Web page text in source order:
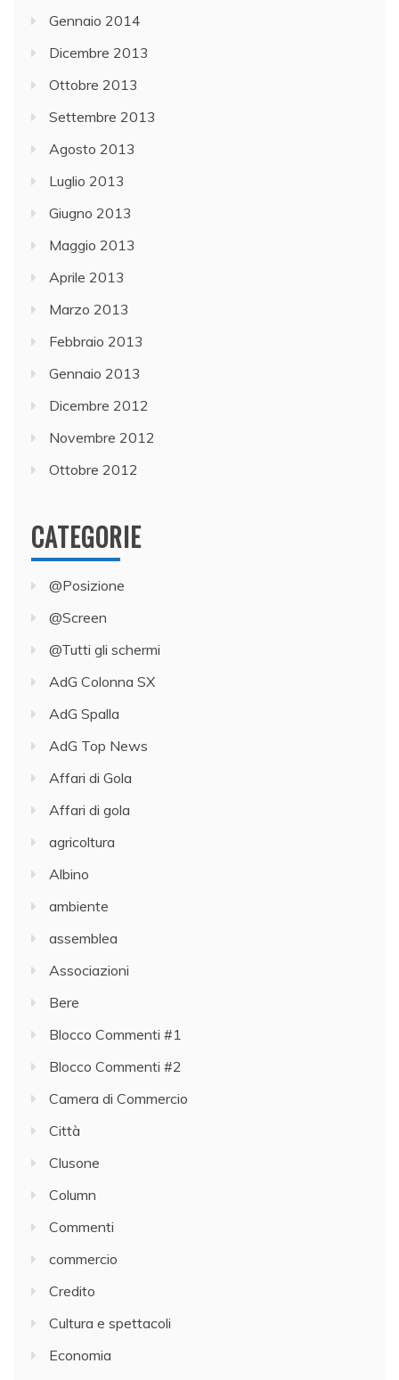
Gennaio 2014
Dicembre 2013
Ottobre 2013
Settembre 2013
Agosto 2013
Luglio 2013
Giugno 2013
Maggio 2013
Aprile 2013
Marzo 2013
Febbraio 2013
Gennaio 2013
Dicembre 2012
Novembre 2012
Ottobre 2012
CATEGORIE
@Posizione
@Screen
@Tutti gli schermi
AdG Colonna SX
AdG Spalla
AdG Top News
Affari di Gola
Affari di gola
agricoltura
Albino
ambiente
assemblea
Associazioni
Bere
Blocco Commenti #1
Blocco Commenti #2
Camera di Commercio
Città
Clusone
Column
Commenti
commercio
Credito
Cultura e spettacoli
Economia